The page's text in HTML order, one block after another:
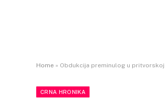
Home » Obdukcija preminulog u
CRNA HRONIKA